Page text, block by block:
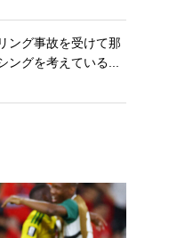
ング事故を受けて那
ングを考えている...